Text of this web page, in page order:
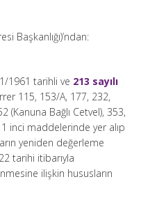
Başkanlığı)’ndan:
1961 tarihli ve 213 sayılı
115, 153/A, 177, 232,
(Kanuna Bağlı Cetvel), 353,
inci maddelerinde yer alıp
yeniden değerleme
tarihi itibarıyla
ilişkin hususların